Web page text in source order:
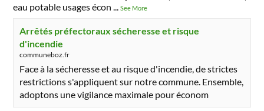
eau potable usages écon ...See More
Arrêtés préfectoraux sécheresse et risque
d'incendie
communeboz.fr
Face à la sécheresse et au risque d'incendie, de strictes
restrictions s'appliquent sur notre commune. Ensemble,
adoptons une vigilance maximale pour économ